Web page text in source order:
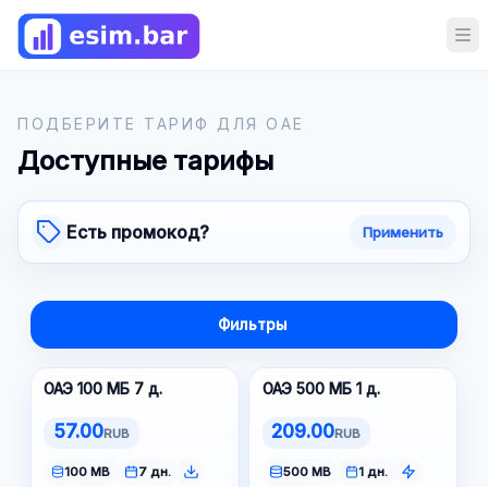
ПОДБЕРИТЕ ТАРИФ ДЛЯ ОАЕ
Доступные тарифы
Есть промокод? Применить
Фильтры
ОАЭ 100 МБ 7 д.
57.00RUB
100 MB 7 дн.
ОАЭ 500 МБ 1 д.
209.00RUB
500 MB 1 дн.